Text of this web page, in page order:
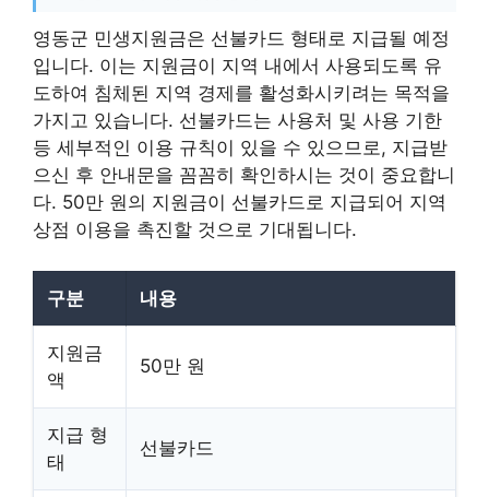
영동군 민생지원금은 선불카드 형태로 지급될 예정
입니다. 이는 지원금이 지역 내에서 사용되도록 유
도하여 침체된 지역 경제를 활성화시키려는 목적을
가지고 있습니다. 선불카드는 사용처 및 사용 기한
등 세부적인 이용 규칙이 있을 수 있으므로, 지급받
으신 후 안내문을 꼼꼼히 확인하시는 것이 중요합니
다. 50만 원의 지원금이 선불카드로 지급되어 지역
상점 이용을 촉진할 것으로 기대됩니다.
구분 내용
지원금
액
50만 원
지급 형
태
선불카드